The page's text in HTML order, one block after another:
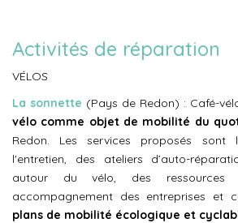
Activités de réparation
VÉLOS
La sonnette (Pays de Redon) : Café-
vélo comme objet de mobilité du
Redon. Les services proposés sont
l'entretien, des ateliers d’auto-
autour du vélo, des ressources
accompagnement des entreprises et
plans de mobilité écologique et